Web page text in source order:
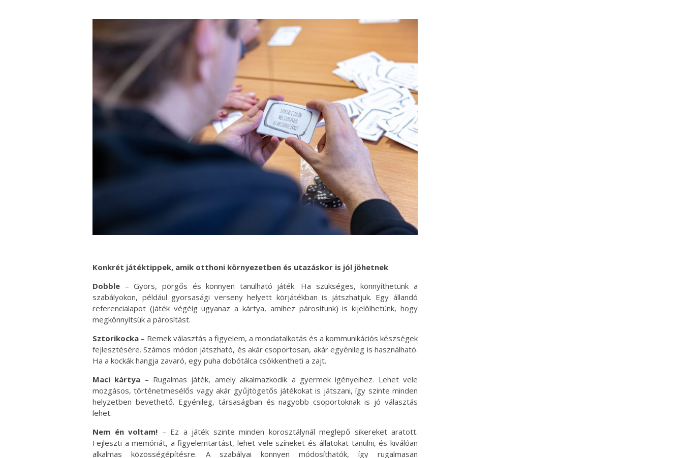
Konkrét játéktippek, amik otthoni környezetben és utazáskor is jól jöhetnek
Dobble – Gyors, pörgős és könnyen tanulható játék. Ha szükséges, könnyíthetünk a
szabályokon, például gyorsasági verseny helyett körjátékban is játszhatjuk. Egy állandó
referencialapot (játék végéig ugyanaz a kártya, amihez párosítunk) is kijelölhetünk, hogy
megkönnyítsük a párosítást.
Sztorikocka – Remek választás a figyelem, a mondatalkotás és a kommunikációs készségek
fejlesztésére. Számos módon játszható, és akár csoportosan, akár egyénileg is használható.
Ha a kockák hangja zavaró, egy puha dobótálca csökkentheti a zajt.
Maci kártya – Rugalmas játék, amely alkalmazkodik a gyermek igényeihez. Lehet vele
mozgásos, történetmesélős vagy akár gyűjtögetős játékokat is játszani, így szinte minden
helyzetben bevethető. Egyénileg, társaságban és nagyobb csoportoknak is jó választás
lehet.
Nem én voltam! – Ez a játék szinte minden korosztálynál meglepő sikereket aratott.
Fejleszti a memóriát, a figyelemtartást, lehet vele színeket és állatokat tanulni, és kiválóan
alkalmas közösségépítésre. A szabályai könnyen módosíthatók, így rugalmasan